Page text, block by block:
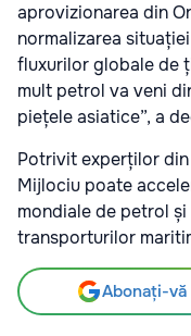
aprovizionarea din
normalizarea
fluxurilor globale de
mult petrol va veni
piețele asiatice”, a
Potrivit experților
Mijlociu poate
mondiale de petrol
transporturilor
Abonați-vă